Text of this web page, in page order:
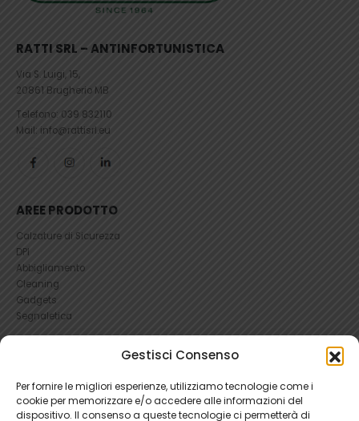
Gestisci Consenso
Per fornire le migliori esperienze, utilizziamo tecnologie come i
cookie per memorizzare e/o accedere alle informazioni del
dispositivo. Il consenso a queste tecnologie ci permetterà di
RATTI SRL – ANTINFORTUNISTICA
Via S. Luigi, 15,
20861 Brugherio MB
Telefono: 039 832110
Mail: info@rattisrl.eu
AREE PRODOTTO
Calzature di Sicurezza
DPI
Abbigliamento
Cleaning
Gadgets
Segnaletica
RICHIEDI UN RESO
Condizioni e Resi
FAQ Antinfortunistica